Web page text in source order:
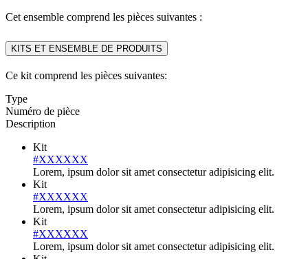
Cet ensemble comprend les pièces suivantes :
KITS ET ENSEMBLE DE PRODUITS
Ce kit comprend les pièces suivantes:
Type
Numéro de pièce
Description
Kit
#XXXXXX
Lorem, ipsum dolor sit amet consectetur adipisicing elit.
Kit
#XXXXXX
Lorem, ipsum dolor sit amet consectetur adipisicing elit.
Kit
#XXXXXX
Lorem, ipsum dolor sit amet consectetur adipisicing elit.